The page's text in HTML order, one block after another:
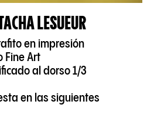
LESUEUR
en impresión
Fine Art
al dorso 1/3
en las siguientes